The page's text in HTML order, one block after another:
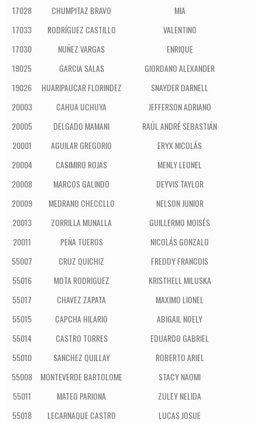
17028 CHUMPITAZ BRAVO
MIA
17033
RODRÍGUEZ CASTILLO
VALENTINO
17030
NUÑEZ VARGAS
ENRIQUE
19025
GARCIA SALAS GIORDANO ALEXANDER
19026
HUARIPAUCAR FLORINDEZ SNAYDER DARNELL
20003
CAHUA UCHUYA JEFFERSON ADRIANO
20005
DELGADO MAMANI RAÚL ANDRÉ SEBASTIÁN
20001
AGUILAR GREGORIO ERYX NICOLÁS
20004
CASIMIRO ROJAS MENLY LEONEL
20008
MARCOS GALINDO DEYVIS TAYLOR
20009
MEDRANO CHECCLLO NELSON JUNIOR
20013
ZORRILLA MUNALLA GUILLERMO MOISÉS
20011
PEÑA TUEROS NICOLÁS GONZALO
55007
CRUZ QUICHIZ
FREDDY FRANCOIS
55016
MOTA RODRIGUEZ
KRISTHELL MILUSKA
55017
CHAVEZ ZAPATA
MAXIMO LIONEL
55015
CAPCHA HILARIO
ABIGAIL NOELY
55014
CASTRO TORRES
EDUARDO GABRIEL
55010
SANCHEZ QUILLAY
ROBERTO ARIEL
55008
MONTEVERDE BARTOLOME
STACY NAOMI
55011
MATEO PARIONA
ZULEY NELIDA
55018
LECARNAQUE CASTRO
LUCAS JOSUE